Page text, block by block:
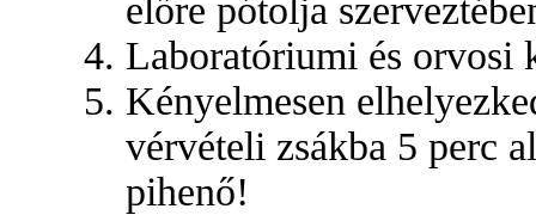
előre pótolja
Laboratóriumi és orvosi
Kényelmesen
vérvételi zsákba 5 perc
pihenő!